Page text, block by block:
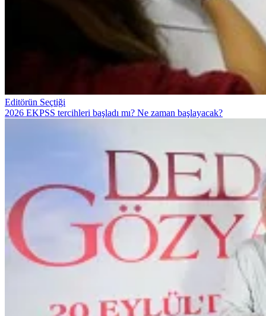
Editörün Seçtiği
2026 EKPSS tercihleri başladı mı? Ne zaman başlayacak?